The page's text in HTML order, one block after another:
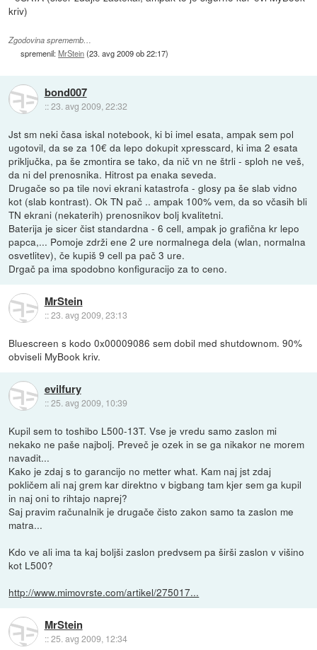
kriv)
Zgodovina sprememb…
spremenil:MrStein(23. avg 2009 ob 22:17)
bond007
::23. avg 2009, 22:32
Jst sm neki časa iskal notebook, ki bi imel esata, ampak sem pol
ugotovil, da se za 10€ da lepo dokupit xpresscard, ki ima 2 esata
priključka, pa še zmontira se tako, da nič vn ne štrli - sploh ne veš,
da ni del prenosnika. Hitrost pa enaka seveda.
Drugače so pa tile novi ekrani katastrofa - glosy pa še slab vidno
kot (slab kontrast). Ok TN pač .. ampak 100% vem, da so včasih bli
TN ekrani (nekaterih) prenosnikov bolj kvalitetni.
Baterija je sicer čist standardna - 6 cell, ampak jo grafična kr lepo
papca,... Pomoje zdrži ene 2 ure normalnega dela (wlan, normalna
osvetlitev), če kupiš 9 cell pa pač 3 ure.
Drgač pa ima spodobno konfiguracijo za to ceno.
MrStein
::23. avg 2009, 23:13
Bluescreen s kodo 0x00009086 sem dobil med shutdownom. 90%
obviseli MyBook kriv.
evilfury
::25. avg 2009, 10:39
Kupil sem to toshibo L500-13T. Vse je vredu samo zaslon mi
nekako ne paše najbolj. Preveč je ozek in se ga nikakor ne morem
navadit...
Kako je zdaj s to garancijo no metter what. Kam naj jst zdaj
pokličem ali naj grem kar direktno v bigbang tam kjer sem ga kupil
in naj oni to rihtajo naprej?
Saj pravim računalnik je drugače čisto zakon samo ta zaslon me
matra...
Kdo ve ali ima ta kaj boljši zaslon predvsem pa širši zaslon v višino
kot L500?
http://www.mimovrste.com/artikel/275017...
MrStein
::25. avg 2009, 12:34